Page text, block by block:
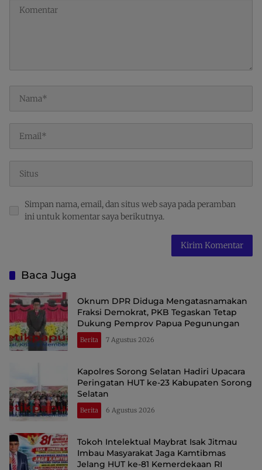
Simpan nama, email, dan situs web saya pada peramban
ini untuk komentar saya berikutnya.
Baca Juga
Oknum DPR Diduga Mengatasnamakan
Fraksi Demokrat, PKB Tegaskan Tetap
Dukung Pemprov Papua Pegunungan
Berita 7 Agustus 2026
Kapolres Sorong Selatan Hadiri Upacara
Peringatan HUT ke-23 Kabupaten Sorong
Selatan
Berita 6 Agustus 2026
Tokoh Intelektual Maybrat Isak Jitmau
Imbau Masyarakat Jaga Kamtibmas
Jelang HUT ke-81 Kemerdekaan RI